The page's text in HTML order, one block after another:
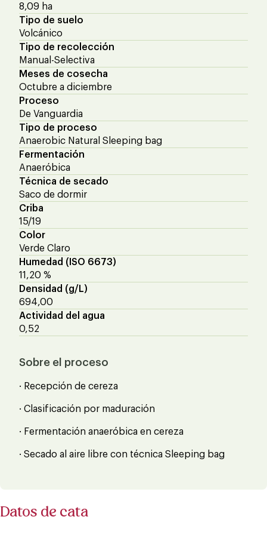
8,09 ha
Tipo de suelo
Volcánico
Tipo de recolección
Manual-Selectiva
Meses de cosecha
Octubre a diciembre
Proceso
De Vanguardia
Tipo de proceso
Anaerobic Natural Sleeping bag
Fermentación
Anaeróbica
Técnica de secado
Saco de dormir
Criba
15/19
Color
Verde Claro
Humedad (ISO 6673)
11,20 %
Densidad (g/L)
694,00
Actividad del agua
0,52
Sobre el proceso
· Recepción de cereza
· Clasificación por maduración
· Fermentación anaeróbica en cereza
· Secado al aire libre con técnica Sleeping bag
Datos de cata